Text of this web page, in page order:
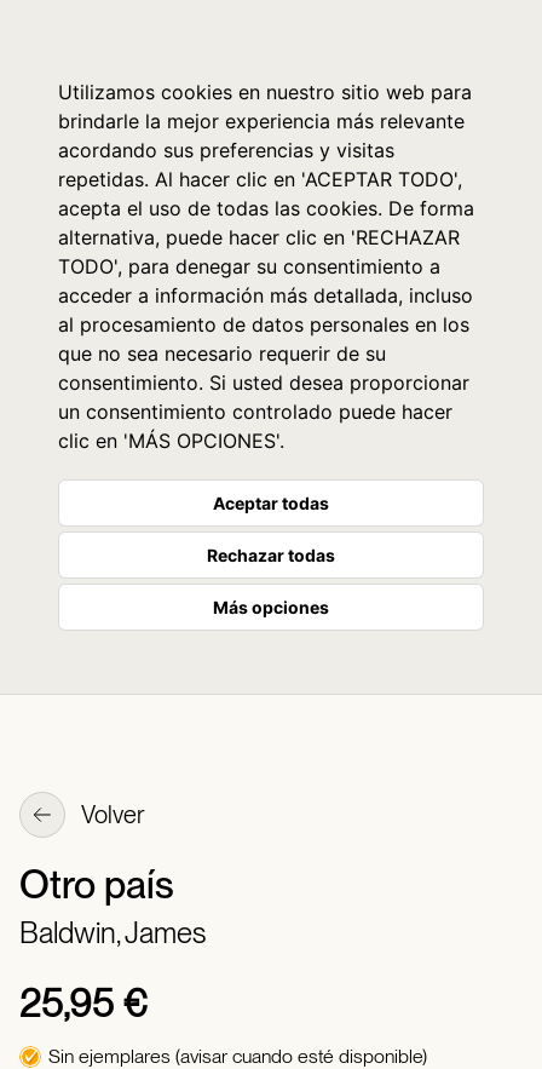
Utilizamos cookies en nuestro sitio web para
brindarle la mejor experiencia más relevante
acordando sus preferencias y visitas
repetidas. Al hacer clic en 'ACEPTAR TODO',
acepta el uso de todas las cookies. De forma
alternativa, puede hacer clic en 'RECHAZAR
TODO', para denegar su consentimiento a
acceder a información más detallada, incluso
al procesamiento de datos personales en los
que no sea necesario requerir de su
consentimiento. Si usted desea proporcionar
un consentimiento controlado puede hacer
clic en 'MÁS OPCIONES'.
Aceptar todas
Rechazar todas
Más opciones
Volver
Otro país
Baldwin, James
25,95 €
Sin ejemplares (avisar cuando esté disponible)